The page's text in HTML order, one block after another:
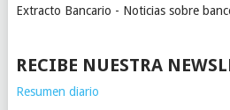
Extracto Bancario - Noticias sobre
RECIBE NUESTRA
Resumen diario